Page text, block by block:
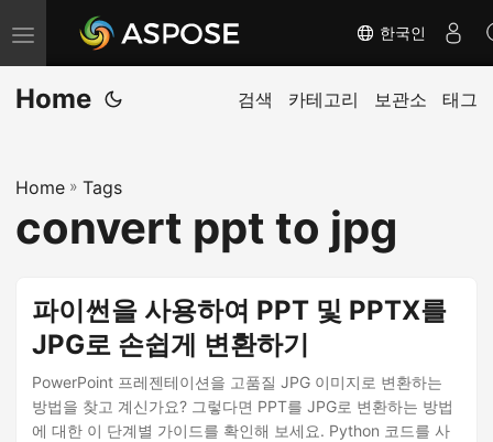
내
비
게
전
환
한국인
Home 검색 카테고리 보관소 태그
Home » Tags
convert ppt to jpg
파이썬을 사용하여 PPT 및 PPTX를
JPG로 손쉽게 변환하기
PowerPoint 프레젠테이션을 고품질 JPG 이미지로 변환하는
방법을 찾고 계신가요? 그렇다면 PPT를 JPG로 변환하는 방법
에 대한 이 단계별 가이드를 확인해 보세요. Python 코드를 사